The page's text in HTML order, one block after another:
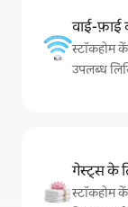
वाई-फ़ाई
स्टॉकहोम
उपलब्ध
गेस्ट्स के
स्टॉकहोम